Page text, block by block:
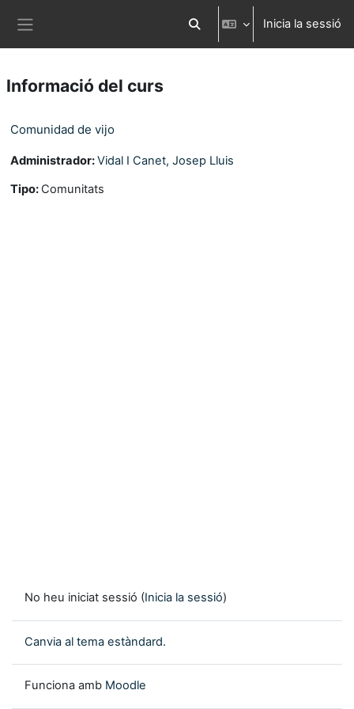
Commuta l'entrada de la cerca
Inicia la sessió
Informació del curs
Comunidad de vijo
Administrador:Vidal I Canet, Josep Lluis
Tipo: Comunitats
No heu iniciat sessió (Inicia la sessió)
Canvia al tema estàndard.
Funciona amb Moodle